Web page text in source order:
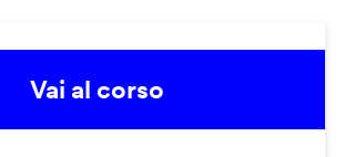
Vai al corso